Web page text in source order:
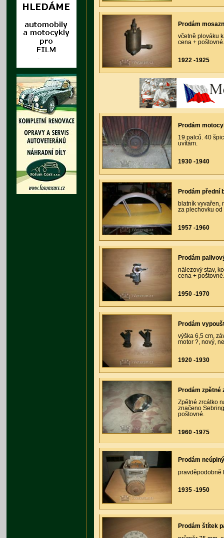
Prodám
včetně plováku
cena +
1922 -1925
Prodám
19 palců. 40
uvítám.
1930 -1940
Prodám přední
blatník vyvařen,
za plechovku
1957 -1960
Prodám
nálezový stav,
cena +
1950 -1970
Prodám
výška 6,5 cm,
motor ?, nový,
1920 -1930
Prodám zpětné
Zpětné zrcátko
značeno
poštovné.
1960 -1975
Prodám
pravděpodobně
1935 -1950
Prodám štítek